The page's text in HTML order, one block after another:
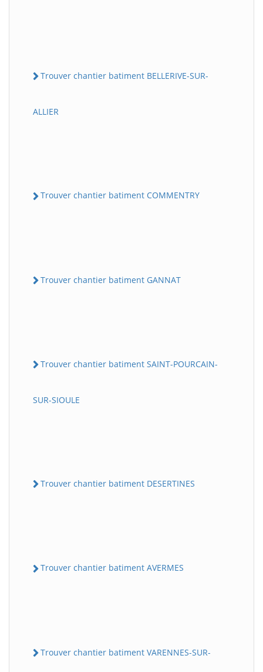
Trouver chantier batiment BELLERIVE-SUR-
ALLIER
Trouver chantier batiment COMMENTRY
Trouver chantier batiment GANNAT
Trouver chantier batiment SAINT-POURCAIN-
SUR-SIOULE
Trouver chantier batiment DESERTINES
Trouver chantier batiment AVERMES
Trouver chantier batiment VARENNES-SUR-